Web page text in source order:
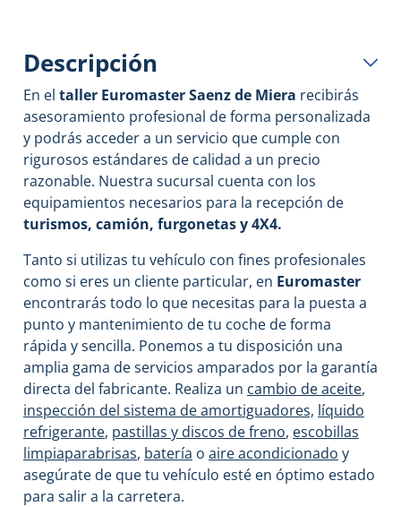
Descripción
En el taller Euromaster Saenz de Miera recibirás
asesoramiento profesional de forma personalizada
y podrás acceder a un servicio que cumple con
rigurosos estándares de calidad a un precio
razonable. Nuestra sucursal cuenta con los
equipamientos necesarios para la recepción de
turismos, camión, furgonetas y 4X4.
Tanto si utilizas tu vehículo con fines profesionales
como si eres un cliente particular, en Euromaster
encontrarás todo lo que necesitas para la puesta a
punto y mantenimiento de tu coche de forma
rápida y sencilla. Ponemos a tu disposición una
amplia gama de servicios amparados por la garantía
directa del fabricante. Realiza un cambio de aceite,
inspección del sistema de amortiguadores, líquido
refrigerante, pastillas y discos de freno, escobillas
limpiaparabrisas, batería o aire acondicionado y
asegúrate de que tu vehículo esté en óptimo estado
para salir a la carretera.